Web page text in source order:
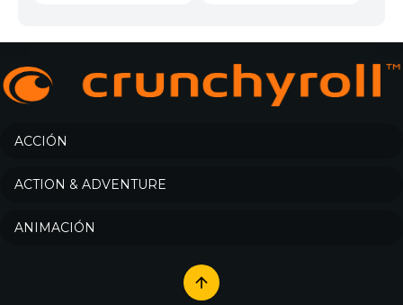
Historico Infantil
Misterio
Recuentos de la vida
ACCIÓN
ACTION & ADVENTURE
ANIMACIÓN